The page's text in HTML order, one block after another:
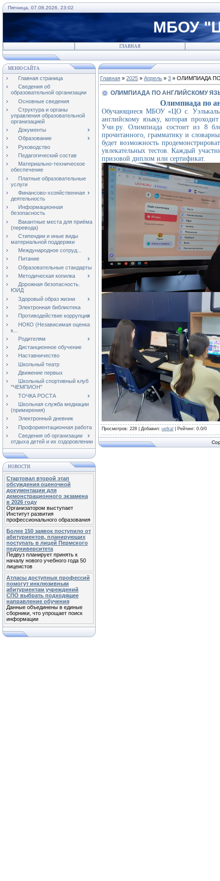
Пятница, 07.08.2026, 23:02
МБОУ
ГЛАВНАЯ
МЕНЮ САЙТА
Главная страница
Сведения об
образовательной организации
Основные сведения
Структура и органы
управления образовательной
организацией
Документы
Образование
Руководство
Педагогический состав
Материально-техническое
обеспечение
Платные образовательные
услуги
Финансово-хозяйственная
деятельность
Информационная
безопасность
Вакантные места для приёма
(перевода)
Стипендии и иные виды
материальной поддержки
Международное сотруд...
Питание
Образовательные стандарты
Методическая копилка
Дорожная безопасность.
ЮИД
Здоровый образ жизни
Электронная библиотека
Противодействие коррупции
НОКО (Независимая оценка
к...
Родителям
Дистанционное обучение
Наставничество
Школьный театр
Движение первых
Школьный спортивный клуб
"ЧЕМПИОН"
ТОЧКА РОСТА
Школьная служба медиации
(примирения)
Электронный дневник
Профориентационная работа
Сведения об организации
отдыха детей и их оздоровлении
НОВОСТИ
Стартовал второй этап
обсуждения оценочной
документации для
демонстрационного экзамена
в 2026 году
Организатором выступает
Институт развития
профессионального образования
Более 150 заявок поступило от
абитуриентов, планирующих
поступать в лицей Пермского
педуниверситета
Педвуз планирует принять к
началу нового учебного года 50
лицеистов
Атласы доступных профессий
помогут инклюзивным
абитуриентам учреждений
СПО выбрать подходящее
направление обучения
Данные объединены в единые
сборники, что упрощает поиск
информации
Главная » 2025 » Апрель » 3 » ОЛИМПИАДА
ОЛИМПИАДА ПО АНГЛИЙСКОМУ
Олимпиада по
Обучающиеся МБОУ «ЦО с.
английскому языку, которая
Учи.ру.Олимпиада состоит из 8
прочитанного, грамматику и
будет возможность
увлекательных тестов.Каждый
призовой диплом или сертификат.
Просмотров: 228 | Добавил: uelkal Рейтинг: 0.0/0